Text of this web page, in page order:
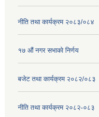
नीति तथा कार्यक्रम २०८३/०८४
१७ ‌‍औं नगर सभाकाे निर्णय
बजेट तथा कार्यक्रम २०८२/०८३
नीति तथा कार्यक्रम २०८२-०८३